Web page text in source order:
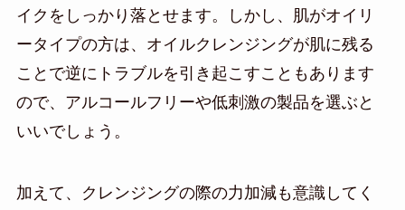
イクをしっかり落とせます。しかし、肌がオイリ
ータイプの方は、オイルクレンジングが肌に残る
ことで逆にトラブルを引き起こすこともあります
ので、アルコールフリーや低刺激の製品を選ぶと
いいでしょう。
加えて、クレンジングの際の力加減も意識してく